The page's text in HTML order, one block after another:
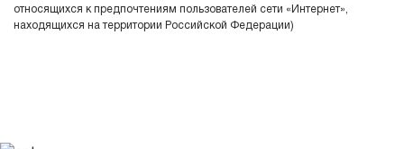
относящихся к предпочтениям пользователей сети «Интернет»,
находящихся на территории Российской Федерации)